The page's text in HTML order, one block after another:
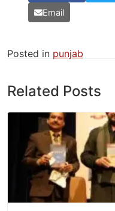
Email
Posted in punjab
Related Posts